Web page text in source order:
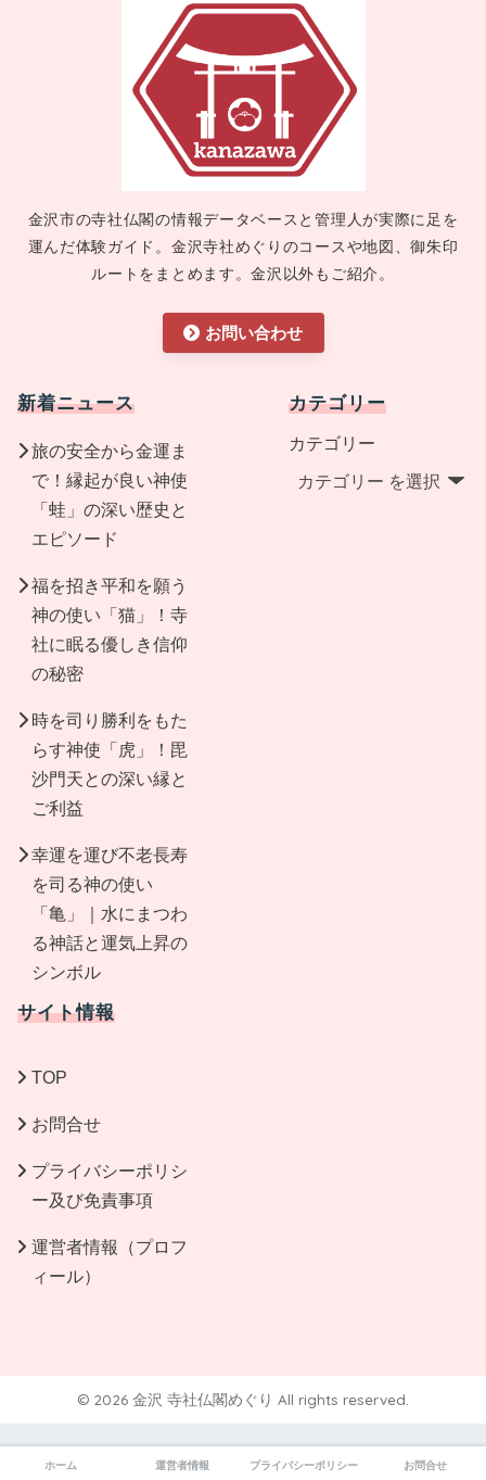
金沢市の寺社仏閣の情報データベースと管理人が実際に足を
運んだ体験ガイド。金沢寺社めぐりのコースや地図、御朱印
ルートをまとめます。金沢以外もご紹介。
お問い合わせ
新着ニュース
旅の安全から金運ま
で！縁起が良い神使
「蛙」の深い歴史と
エピソード
福を招き平和を願う
神の使い「猫」！寺
社に眠る優しき信仰
の秘密
時を司り勝利をもた
らす神使「虎」！毘
沙門天との深い縁と
ご利益
幸運を運び不老長寿
を司る神の使い
「亀」｜水にまつわ
る神話と運気上昇の
シンボル
カテゴリー
カテゴリー
サイト情報
TOP
お問合せ
プライバシーポリシ
ー及び免責事項
運営者情報（プロフ
ィール）
© 2026 金沢 寺社仏閣めぐり All rights reserved.
ホーム 運営者情報 プライバシーポリシー お問合せ